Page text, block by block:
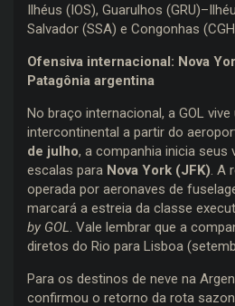
Ilhéus (IOS), Guarulhos
Salvador (SSA) e Congonhas
Ofensiva internacional: Nova
Patagônia argentina
No braço internacional, a GOL
intercontinental a partir do
de julho, a companhia inicia seus
escalas para Nova York (JFK). A
operada por aeronaves de
marcará a estreia da classe
by GOL. Vale lembrar que a
diretos do Rio para Lisboa
Para os destinos de neve na
confirmou o retorno da rota